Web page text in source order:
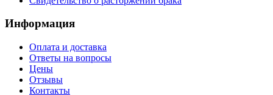
Информация
Оплата и доставка
Ответы на вопросы
Цены
Отзывы
Контакты